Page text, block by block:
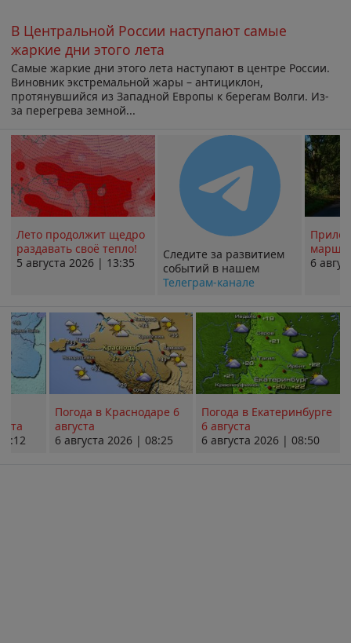
В Центральной России наступают самые
жаркие дни этого лета
Самые жаркие дни этого лета наступают в центре России.
Виновник экстремальной жары – антициклон,
протянувшийся из Западной Европы к берегам Волги. Из-
за перегрева земной...
Лето продолжит щедро
раздавать своё тепло!
5 августа 2026 | 13:35
Следите за развитием
событий в нашем
Телеграм-канале
6
Погода в Краснодаре 6
августа
6 августа 2026 | 08:25
Погода в Екатеринбурге
6 августа
6 августа 2026 | 08:50